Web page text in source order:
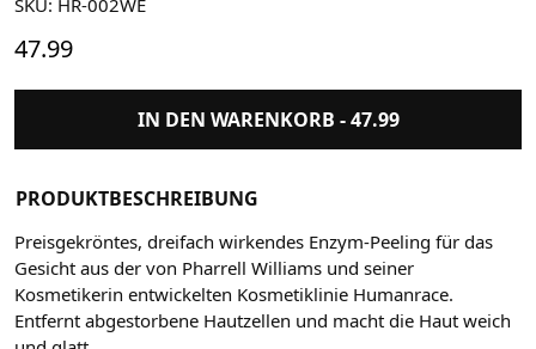
SKU: HR-002WE
47.99
IN DEN WARENKORB -47.99
PRODUKTBESCHREIBUNG
Preisgekröntes, dreifach wirkendes Enzym-Peeling für das
Gesicht aus der von Pharrell Williams und seiner
Kosmetikerin entwickelten Kosmetiklinie Humanrace.
Entfernt abgestorbene Hautzellen und macht die Haut weich